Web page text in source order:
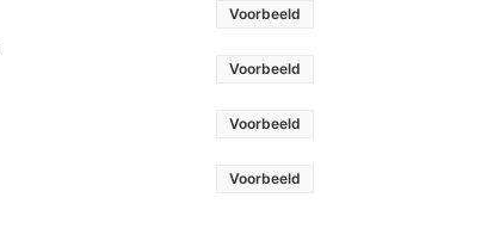
Voorbeeld
Voorbeeld
Voorbeeld
Voorbeeld